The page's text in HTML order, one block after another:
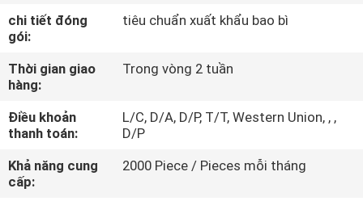
TÔI
THAM
QUAN
NHÀ
MÁY
chi tiết đóng
gói:
tiêu chuẩn xuất khẩu bao bì
Thời gian giao
hàng:
Trong vòng 2 tuần
Điều khoản
thanh toán:
L/C, D/A, D/P, T/T, Western Union, , ,
D/P
Khả năng cung
cấp:
2000 Piece / Pieces mỗi tháng